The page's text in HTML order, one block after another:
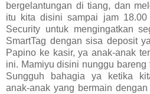
bergelantungan di tiang, dan
itu kita disini sampai jam 18.00
Security untuk mengingatkan
SmartTag dengan sisa deposit
Papino ke kasir, ya anak-anak
ini. Mamiyu disini nunggu bareng
Sungguh bahagia ya ketika
anak-anak yang bermain